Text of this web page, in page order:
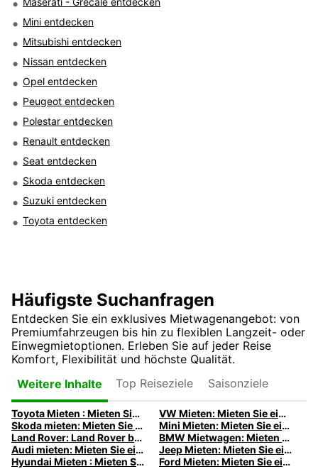
Mini entdecken
Mitsubishi entdecken
Nissan entdecken
Opel entdecken
Peugeot entdecken
Polestar entdecken
Renault entdecken
Seat entdecken
Skoda entdecken
Suzuki entdecken
Toyota entdecken
Häufigste Suchanfragen
Entdecken Sie ein exklusives Mietwagenangebot: von
Premiumfahrzeugen bis hin zu flexiblen Langzeit- oder
Einwegmietoptionen. Erleben Sie auf jeder Reise
Komfort, Flexibilität und höchste Qualität.
Weitere Inhalte
Top Reiseziele Saisonziele
Toyota Mieten : Mieten Sie einen Toyota bei Europcar
VW Mieten: Mieten Sie einen Volkswagen mit Europcar
Skoda mieten: Mieten Sie einen Skoda mit Europcar
Mini Mieten: Mieten Sie einen Mini mit Europcar
Land Rover: Land Rover bei Europcar
BMW Mietwagen: Mieten Sie einen BMW mit Europcar
Audi mieten: Mieten Sie einen Audi mit Europcar
Jeep Mieten: Mieten Sie einen Jeep mit Europcar
Hyundai Mieten : Mieten Sie einen Hyundai bei Europcar
Ford Mieten: Mieten Sie einen Ford mit Europcar